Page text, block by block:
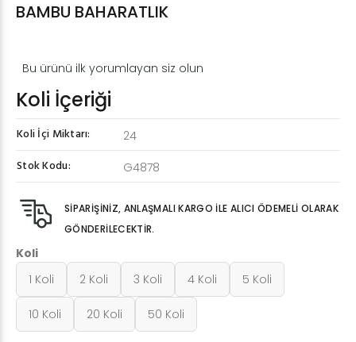
BAMBU BAHARATLIK
Bu ürünü ilk yorumlayan siz olun
Koli İçeriği
Koli İçi Miktarı: 24
Stok Kodu: G4878
SİPARİŞİNİZ, ANLAŞMALI KARGO İLE ALICI ÖDEMELİ OLARAK
GÖNDERİLECEKTİR.
Koli
1 Koli
2 Koli 3 Koli 4 Koli 5 Koli
10 Koli 20 Koli 50 Koli